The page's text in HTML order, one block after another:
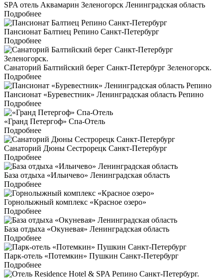
SPA отель Аквамарин Зеленогорск Ленинградская область
Подробнее
Пансионат Балтиец Репино Санкт-Петербург
Подробнее
Санаторий Балтийский берег Санкт-Петербург Зеленогорск.
Подробнее
Пансионат «Буревестник» Ленинградская область Репино
Подробнее
«Гранд Петергоф» Спа-Отель
Подробнее
Санаторий Дюны Сестрорецк Санкт-Петербург
Подробнее
База отдыха «Ильичево» Ленинградская область
Подробнее
Горнолыжный комплекс «Красное озеро»
Подробнее
База отдыха «Окуневая» Ленинградская область
Подробнее
Парк-отель «Потемкин» Пушкин Санкт-Петербург
Подробнее